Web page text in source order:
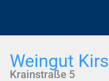
Weingut
Krainstraße 5